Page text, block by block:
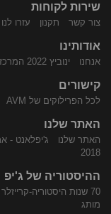
שירות לקוחות
צור קשר תקנון עזרו לנו
אודותינו
אנחנו ינוביץ 2022 המרכז החדש שלנו
קישורים
לכל הפרילוקים של AVM
האתר שלנו
האתר שלנו ג'יפלאנט -
2018
ההיסטוריה של ג'יפ
70 שנות היסטוריה-קרייזלר רשמי
מותג